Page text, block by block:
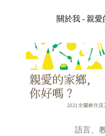
關於我 - 親愛
語言、